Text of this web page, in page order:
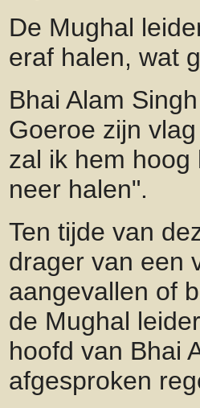
De Mughal
eraf halen, wat
Bhai Alam
Goeroe zijn
zal ik hem
neer halen".
Ten tijde van
drager van een
aangevallen of
de Mughal
hoofd van Bhai
afgesproken